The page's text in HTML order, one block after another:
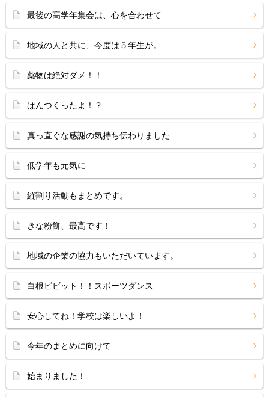
最後の高学年集会は、心を合わせて
地域の人と共に、今度は５年生が。
薬物は絶対ダメ！！
ぱんつくったよ！？
真っ直ぐな感謝の気持ち伝わりました
低学年も元気に
縦割り活動もまとめです。
きな粉餅、最高です！
地域の企業の協力もいただいています。
白根ビビット！！スポーツダンス
安心してね！学校は楽しいよ！
今年のまとめに向けて
始まりました！